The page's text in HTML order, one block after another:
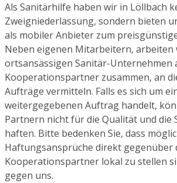
Als Sanitärhilfe haben wir in Löllbach
Zweigniederlassung, sondern bieten
als mobiler Anbieter zum
Neben eigenen Mitarbeitern, arbeiten
ortsansässigen Sanitär-Unternehmen
Kooperationspartner zusammen, an
Aufträge vermitteln. Falls es sich um
weitergegebenen Auftrag handelt,
Partnern nicht für die Qualität und die
haften. Bitte bedenken Sie, dass
Haftungsansprüche direkt gegenüber
Kooperationspartner lokal zu stellen
gegen uns.